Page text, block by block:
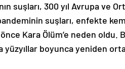
suşları, 300 yıl Avrupa
suşları, enfekte
Kara Ölüm’e neden oldu.
yüzyıllar boyunca yeniden